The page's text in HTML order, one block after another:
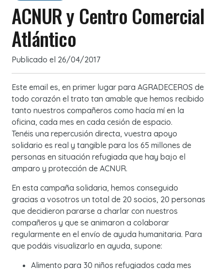
ACNUR y Centro Comercial
Atlántico
Publicado el 26/04/2017
Este email es, en primer lugar para AGRADECEROS de
todo corazón el trato tan amable que hemos recibido
tanto nuestros compañeros como hacía mí en la
oficina, cada mes en cada cesión de espacio.
Tenéis una repercusión directa, vuestra apoyo
solidario es real y tangible para los 65 millones de
personas en situación refugiada que hay bajo el
amparo y protección de ACNUR.
En esta campaña solidaria, hemos conseguido
gracias a vosotros un total de 20 socios, 20 personas
que decidieron pararse a charlar con nuestros
compañeros y que se animaron a colaborar
regularmente en el envío de ayuda humanitaria. Para
que podáis visualizarlo en ayuda, supone:
Alimento para 30 niños refugiados cada mes